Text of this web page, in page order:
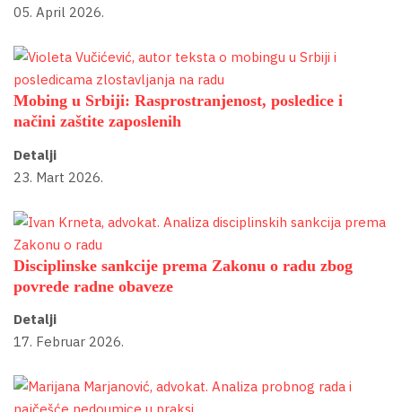
05. April 2026.
Mobing u Srbiji: Rasprostranjenost, posledice i
načini zaštite zaposlenih
Detalji
23. Mart 2026.
Disciplinske sankcije prema Zakonu o radu zbog
povrede radne obaveze
Detalji
17. Februar 2026.